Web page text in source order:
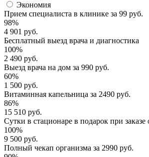
Экономия
Прием специалиста в клинике за 99 руб.
98%
4 901 руб.
Бесплатный выезд врача и диагностика
100%
2 490 руб.
Выезд врача на дом за 990 руб.
60%
1 500 руб.
Витаминная капельница за 2490 руб.
86%
15 510 руб.
Сутки в стационаре в подарок при заказе
100%
9 500 руб.
Полный чекап организма за 2990 руб.